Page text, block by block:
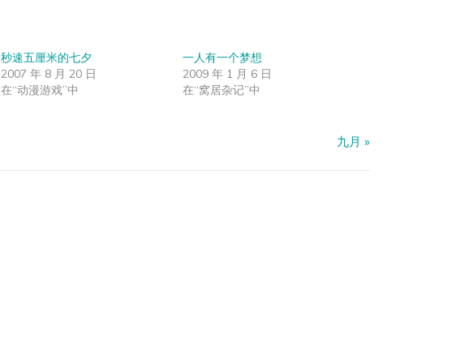
秒速五厘米的七夕
2007 年 8 月 20 日
在“动漫游戏”中
一人有一个梦想
2009 年 1 月 6 日
在“窝居杂记”中
九月 »